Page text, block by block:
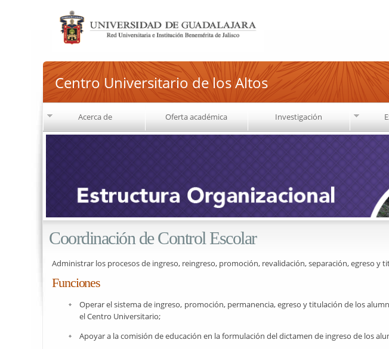
Centro Universitario de los Altos
Acerca de Oferta académica Investigación
Coordinación de Control Escolar
Administrar los procesos de ingreso, reingreso, promoción, revalidación, separación, egreso y
Funciones
Operar el sistema de ingreso, promoción, permanencia, egreso y titulación de los
el Centro Universitario;
Apoyar a la comisión de educación en la formulación del dictamen de ingreso de los